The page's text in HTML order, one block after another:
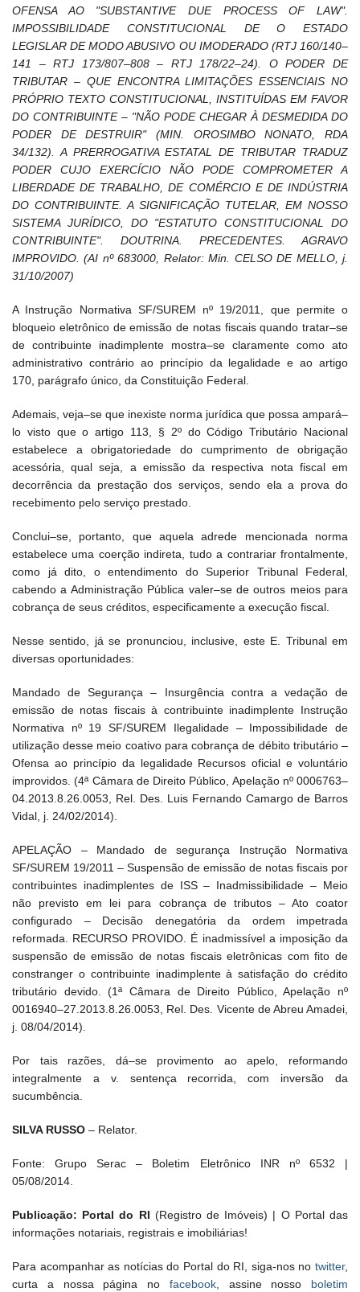
OFENSA AO "SUBSTANTIVE DUE PROCESS OF LAW".
IMPOSSIBILIDADE CONSTITUCIONAL DE O ESTADO
LEGISLAR DE MODO ABUSIVO OU IMODERADO (RTJ 160/140–
141 – RTJ 173/807–808 – RTJ 178/22–24). O PODER DE
TRIBUTAR – QUE ENCONTRA LIMITAÇÕES ESSENCIAIS NO
PRÓPRIO TEXTO CONSTITUCIONAL, INSTITUÍDAS EM FAVOR
DO CONTRIBUINTE – "NÃO PODE CHEGAR À DESMEDIDA DO
PODER DE DESTRUIR" (MIN. OROSIMBO NONATO, RDA
34/132). A PRERROGATIVA ESTATAL DE TRIBUTAR TRADUZ
PODER CUJO EXERCÍCIO NÃO PODE COMPROMETER A
LIBERDADE DE TRABALHO, DE COMÉRCIO E DE INDÚSTRIA
DO CONTRIBUINTE. A SIGNIFICAÇÃO TUTELAR, EM NOSSO
SISTEMA JURÍDICO, DO "ESTATUTO CONSTITUCIONAL DO
CONTRIBUINTE". DOUTRINA. PRECEDENTES. AGRAVO
IMPROVIDO. (AI nº 683000, Relator: Min. CELSO DE MELLO, j.
31/10/2007)
A Instrução Normativa SF/SUREM nº 19/2011, que permite o
bloqueio eletrônico de emissão de notas fiscais quando tratar–se
de contribuinte inadimplente mostra–se claramente como ato
administrativo contrário ao princípio da legalidade e ao artigo
170, parágrafo único, da Constituição Federal.
Ademais, veja–se que inexiste norma jurídica que possa ampará–
lo visto que o artigo 113, § 2º do Código Tributário Nacional
estabelece a obrigatoriedade do cumprimento de obrigação
acessória, qual seja, a emissão da respectiva nota fiscal em
decorrência da prestação dos serviços, sendo ela a prova do
recebimento pelo serviço prestado.
Conclui–se, portanto, que aquela adrede mencionada norma
estabelece uma coerção indireta, tudo a contrariar frontalmente,
como já dito, o entendimento do Superior Tribunal Federal,
cabendo a Administração Pública valer–se de outros meios para
cobrança de seus créditos, especificamente a execução fiscal.
Nesse sentido, já se pronunciou, inclusive, este E. Tribunal em
diversas oportunidades:
Mandado de Segurança – Insurgência contra a vedação de
emissão de notas fiscais à contribuinte inadimplente Instrução
Normativa nº 19 SF/SUREM Ilegalidade – Impossibilidade de
utilização desse meio coativo para cobrança de débito tributário –
Ofensa ao princípio da legalidade Recursos oficial e voluntário
improvidos. (4ª Câmara de Direito Público, Apelação nº 0006763–
04.2013.8.26.0053, Rel. Des. Luis Fernando Camargo de Barros
Vidal, j. 24/02/2014).
APELAÇÃO – Mandado de segurança Instrução Normativa
SF/SUREM 19/2011 – Suspensão de emissão de notas fiscais por
contribuintes inadimplentes de ISS – Inadmissibilidade – Meio
não previsto em lei para cobrança de tributos – Ato coator
configurado – Decisão denegatória da ordem impetrada
reformada. RECURSO PROVIDO. É inadmissível a imposição da
suspensão de emissão de notas fiscais eletrônicas com fito de
constranger o contribuinte inadimplente à satisfação do crédito
tributário devido. (1ª Câmara de Direito Público, Apelação nº
0016940–27.2013.8.26.0053, Rel. Des. Vicente de Abreu Amadei,
j. 08/04/2014).
Por tais razões, dá–se provimento ao apelo, reformando
integralmente a v. sentença recorrida, com inversão da
sucumbência.
SILVA RUSSO – Relator.
Fonte: Grupo Serac – Boletim Eletrônico INR nº 6532 |
05/08/2014.
Publicação: Portal do RI (Registro de Imóveis) | O Portal das
informações notariais, registrais e imobiliárias!
Para acompanhar as notícias do Portal do RI, siga-nos no twitter,
curta a nossa página no facebook, assine nosso boletim